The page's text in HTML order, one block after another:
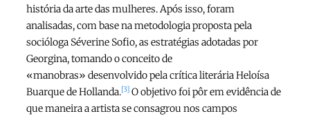
história da arte das mulheres. Após isso, foram
analisadas, com base na metodologia proposta pela
socióloga Séverine Sofio, as estratégias adotadas por
Georgina, tomando o conceito de
«manobras» desenvolvido pela crítica literária Heloísa
Buarque de Hollanda.[3] O objetivo foi pôr em evidência de
que maneira a artista se consagrou nos campos